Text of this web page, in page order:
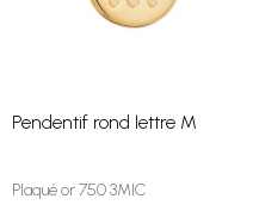
Pendentif rond lettre M
Plaqué or 750 3MIC